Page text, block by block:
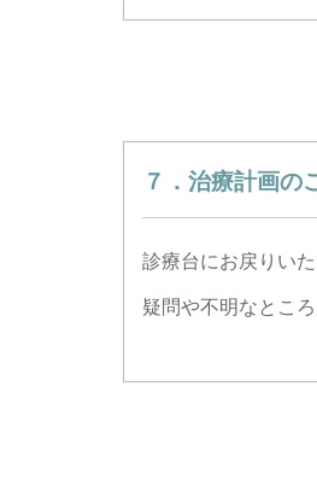
７．治療計画の
診療台にお戻りい
疑問や不明なとこ